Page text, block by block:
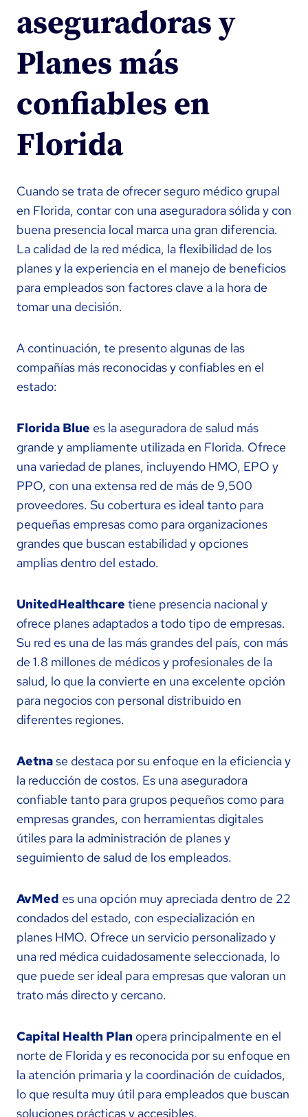
aseguradoras y
Planes más
confiables en
Florida
Cuando se trata de ofrecer seguro médico grupal
en Florida, contar con una aseguradora sólida y con
buena presencia local marca una gran diferencia.
La calidad de la red médica, la flexibilidad de los
planes y la experiencia en el manejo de beneficios
para empleados son factores clave a la hora de
tomar una decisión.
A continuación, te presento algunas de las
compañías más reconocidas y confiables en el
estado:
Florida Blue es la aseguradora de salud más
grande y ampliamente utilizada en Florida. Ofrece
una variedad de planes, incluyendo HMO, EPO y
PPO, con una extensa red de más de 9,500
proveedores. Su cobertura es ideal tanto para
pequeñas empresas como para organizaciones
grandes que buscan estabilidad y opciones
amplias dentro del estado.
UnitedHealthcare tiene presencia nacional y
ofrece planes adaptados a todo tipo de empresas.
Su red es una de las más grandes del país, con más
de 1.8 millones de médicos y profesionales de la
salud, lo que la convierte en una excelente opción
para negocios con personal distribuido en
diferentes regiones.
Aetnase destaca por su enfoque en la eficiencia y
la reducción de costos. Es una aseguradora
confiable tanto para grupos pequeños como para
empresas grandes, con herramientas digitales
útiles para la administración de planes y
seguimiento de salud de los empleados.
AvMed es una opción muy apreciada dentro de 22
condados del estado, con especialización en
planes HMO. Ofrece un servicio personalizado y
una red médica cuidadosamente seleccionada, lo
que puede ser ideal para empresas que valoran un
trato más directo y cercano.
Capital Health Plan opera principalmente en el
norte de Florida y es reconocida por su enfoque en
la atención primaria y la coordinación de cuidados,
lo que resulta muy útil para empleados que buscan
soluciones prácticas y accesibles.